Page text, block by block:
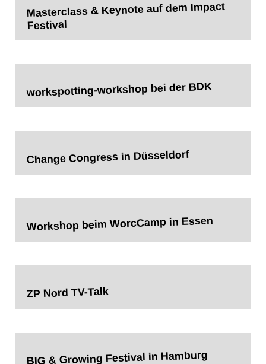
Masterclass & Keynote auf dem Impact
Festival
workspotting-workshop bei der BDK
Change Congress in Düsseldorf
Workshop beim WorcCamp in Essen
ZP Nord TV-Talk
BIG & Growing Festival in Hamburg